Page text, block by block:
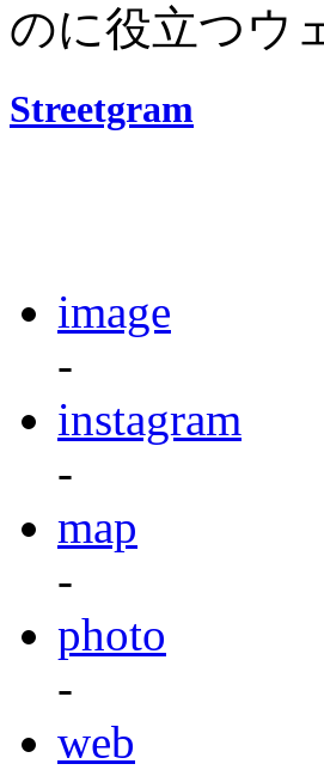
のに役立つウ
Streetgram
image
-
instagram
-
map
-
photo
-
web